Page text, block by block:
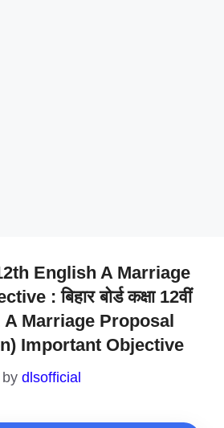
English A Marriage
: बिहार बोर्ड कक्षा 12वीं
A Marriage Proposal
Important Objective
by dlsofficial